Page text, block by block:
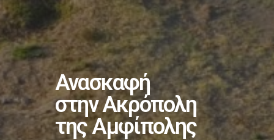
Ανασκαφή
στην Ακρόπολη
της Αμφίπολης